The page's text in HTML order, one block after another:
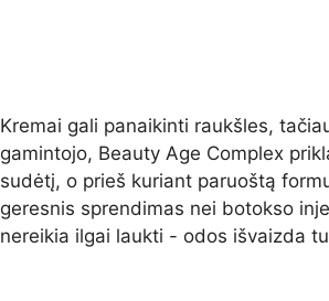
Kremai gali panaikinti raukšles,
gamintojo, Beauty Age Complex
sudėtį, o prieš kuriant paruoštą
geresnis sprendimas nei botokso
nereikia ilgai laukti - odos išvaizda